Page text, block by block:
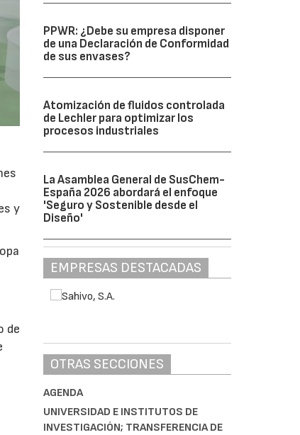
y
de
PPWR: ¿Debe su empresa disponer
de una Declaración de Conformidad
de sus envases?
Atomización de fluidos controlada
de Lechler para optimizar los
procesos industriales
La Asamblea General de SusChem-
España 2026 abordará el enfoque
'Seguro y Sostenible desde el
Diseño'
EMPRESAS DESTACADAS
OTRAS SECCIONES
AGENDA
UNIVERSIDAD E INSTITUTOS DE
INVESTIGACIÓN; TRANSFERENCIA DE